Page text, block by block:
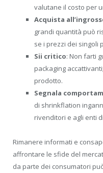
valutane il costo per
Acquista
grandi quantità può
se i prezzi dei singoli
Sii critico: Non farti
packaging
prodotto.
Segnala
di shrinkflation
rivenditori e agli enti
Rimanere informati e
affrontare le sfide del
da parte dei consumatori